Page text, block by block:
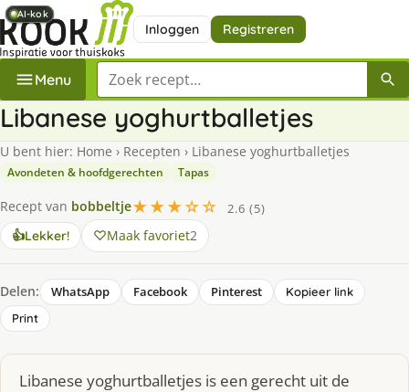
Inloggen Registreren
Menu Zoek een recept
Libanese yoghurtballetjes
U bent hier: Home › Recepten › Libanese yoghurtballetjes
Avondeten & hoofdgerechten Tapas
Recept van bobbeltje★★★☆☆
2.6 (5)
👍Lekker! Maak favoriet2
Delen: WhatsApp Facebook Pinterest
Kopieer link
Print
Libanese yoghurtballetjes is een gerecht uit de
AI-kok
AI-kok
AI-kok
AI-kok